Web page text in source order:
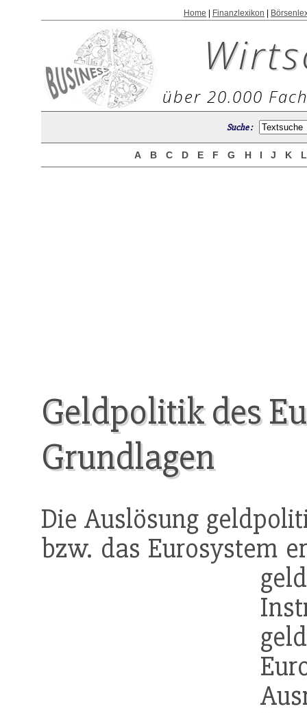
Home Finanzlexikon
über 20.000
Suche :
A B C D E F G H I J K
Geldpolitik des
Grundlagen
Die Auslösung
bzw. das Eurosystem